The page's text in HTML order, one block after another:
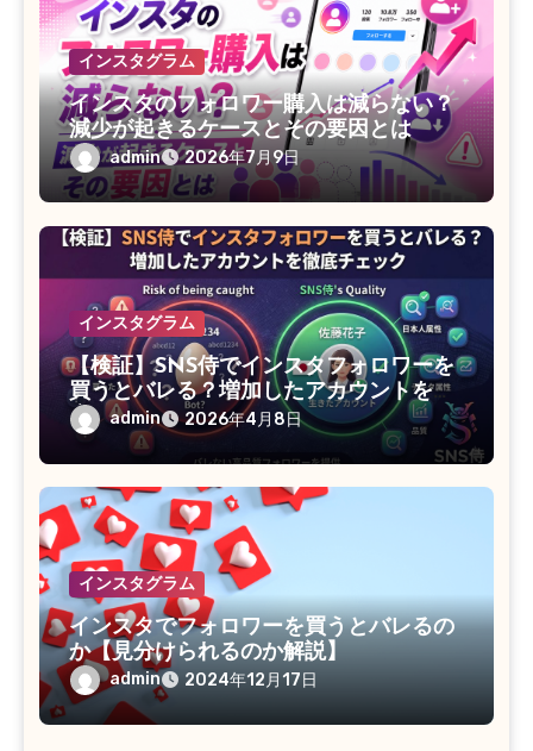
インスタグラム
インスタのフォロワー購入は減らない？
減少が起きるケースとその要因とは
admin 2026年7月9日
インスタグラム
【検証】SNS侍でインスタフォロワーを
買うとバレる？増加したアカウントを徹
底チェック
admin 2026年4月8日
インスタグラム
インスタでフォロワーを買うとバレるの
か【見分けられるのか解説】
admin 2024年12月17日